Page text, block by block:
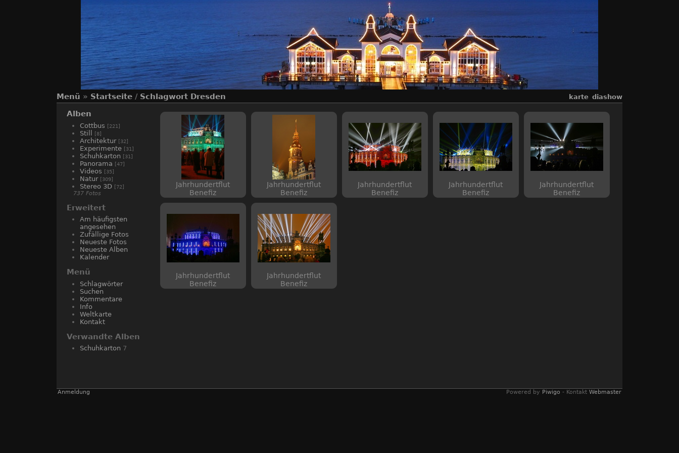
Menü » Startseite / Schlagwort Dresden karte diashow
Alben
Cottbus [221]
Still [8]
Architektur [32]
Experimente [31]
Schuhkarton [31]
Panorama [47]
Videos [35]
Natur [309]
Stereo 3D [72]
737 Fotos
Erweitert
Am häufigsten
angesehen
Zufällige Fotos
Neueste Fotos
Neueste Alben
Kalender
Menü
Schlagwörter
Suchen
Kommentare
Info
Weltkarte
Kontakt
Verwandte Alben
Schuhkarton 7
Jahrhundertflut
Benefiz
Jahrhundertflut
Benefiz
Jahrhundertflut
Benefiz
Jahrhundertflut
Benefiz
Jahrhundertflut
Benefiz
Jahrhundertflut
Benefiz
Jahrhundertflut
Benefiz
Anmeldung Powered by Piwigo - Kontakt Webmaster